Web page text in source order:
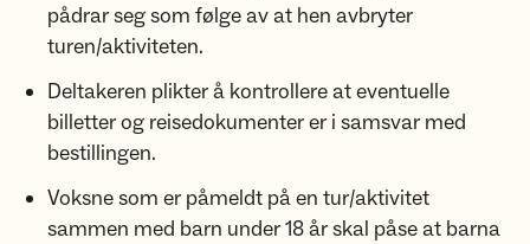
pådrar seg som følge av at hen avbryter
turen/aktiviteten.
Deltakeren plikter å kontrollere at eventuelle
billetter og reisedokumenter er i samsvar med
bestillingen.
Voksne som er påmeldt på en tur/aktivitet
sammen med barn under 18 år skal påse at barna